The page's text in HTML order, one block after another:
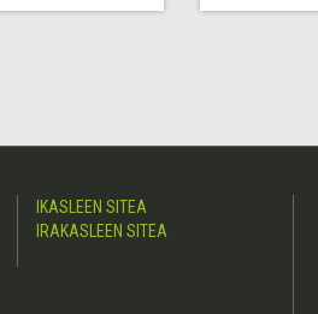
IKASLEEN SITEA
IRAKASLEEN SITEA